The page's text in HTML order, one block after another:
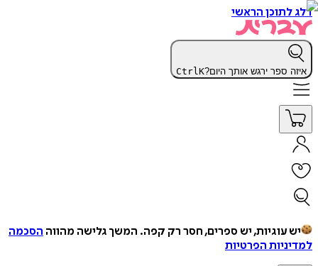
דלג לתוכן הראשי
איזה ספר ירגש אותך היום? CtrlK
יש עוגיות, יש ספרים, חסר רק קפה. המשך גלישה מהווה הסכמה
למדיניות הפרטיות